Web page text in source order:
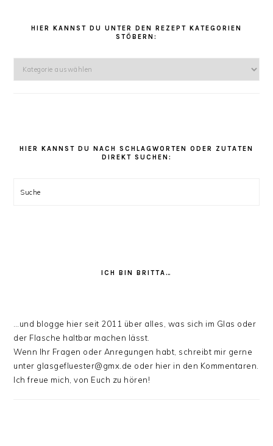
HIER KANNST DU UNTER DEN REZEPT KATEGORIEN
STÖBERN:
Kategorien
HIER KANNST DU NACH SCHLAGWORTEN ODER ZUTATEN
DIREKT SUCHEN:
Suche
ICH BIN BRITTA…
…und blogge hier seit 2011 über alles, was sich im Glas oder
der Flasche haltbar machen lässt.
Wenn Ihr Fragen oder Anregungen habt, schreibt mir gerne
unter glasgefluester@gmx.de oder hier in den Kommentaren.
Ich freue mich, von Euch zu hören!